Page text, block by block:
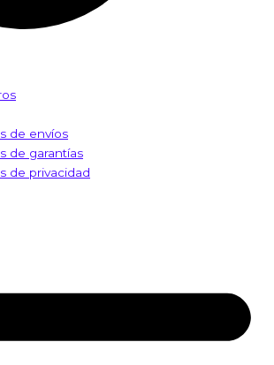
de envíos
de garantías
de privacidad